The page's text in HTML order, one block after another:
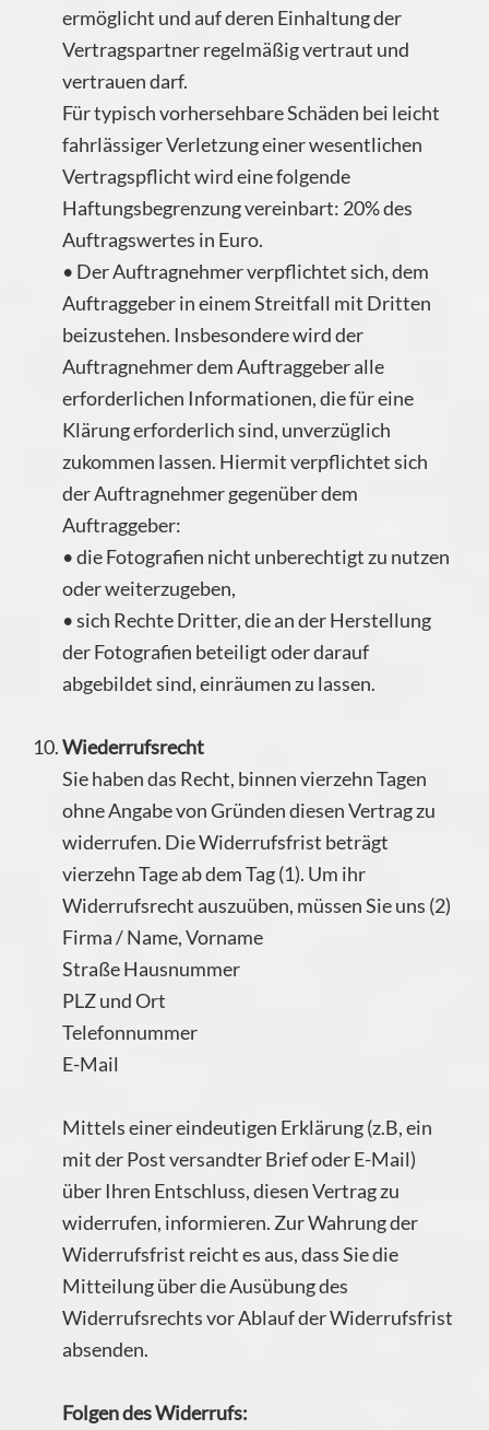
ermöglicht und auf deren Einhaltung der
Vertragspartner regelmäßig vertraut und
vertrauen darf.
Für typisch vorhersehbare Schäden bei leicht
fahrlässiger Verletzung einer wesentlichen
Vertragspflicht wird eine folgende
Haftungsbegrenzung vereinbart: 20% des
Auftragswertes in Euro.
• Der Auftragnehmer verpflichtet sich, dem
Auftraggeber in einem Streitfall mit Dritten
beizustehen. Insbesondere wird der
Auftragnehmer dem Auftraggeber alle
erforderlichen Informationen, die für eine
Klärung erforderlich sind, unverzüglich
zukommen lassen. Hiermit verpflichtet sich
der Auftragnehmer gegenüber dem
Auftraggeber:
• die Fotografien nicht unberechtigt zu nutzen
oder weiterzugeben,
• sich Rechte Dritter, die an der Herstellung
der Fotografien beteiligt oder darauf
abgebildet sind, einräumen zu lassen.
Wiederrufsrecht
Sie haben das Recht, binnen vierzehn Tagen
ohne Angabe von Gründen diesen Vertrag zu
widerrufen. Die Widerrufsfrist beträgt
vierzehn Tage ab dem Tag (1). Um ihr
Widerrufsrecht auszuüben, müssen Sie uns (2)
Firma / Name, Vorname
Straße Hausnummer
PLZ und Ort
Telefonnummer
E-Mail
Mittels einer eindeutigen Erklärung (z.B, ein
mit der Post versandter Brief oder E-Mail)
über Ihren Entschluss, diesen Vertrag zu
widerrufen, informieren. Zur Wahrung der
Widerrufsfrist reicht es aus, dass Sie die
Mitteilung über die Ausübung des
Widerrufsrechts vor Ablauf der Widerrufsfrist
absenden.
Folgen des Widerrufs: